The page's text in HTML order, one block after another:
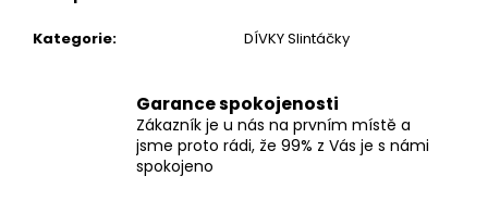
Kategorie: DÍVKY Slintáčky
Garance spokojenosti
Zákazník je u nás na prvním místě a
jsme proto rádi, že 99% z Vás je s námi
spokojeno
BLACK